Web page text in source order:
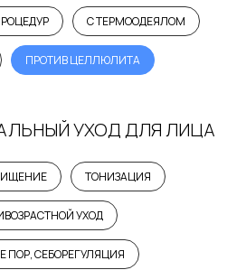
С ТЕРМООДЕЯЛОМ
ПРОТИВ ЦЕЛЛЮЛИТА
УХОД ДЛЯ ЛИЦА
ТОНИЗАЦИЯ
УХОД
ПОР, СЕБОРЕГУЛЯЦИЯ